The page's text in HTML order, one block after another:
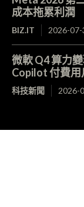
成本拖累利潤
BIZ.IT 2026-07-
微軟 Q4 算力
Copilot 付費用
科技新聞 2026-